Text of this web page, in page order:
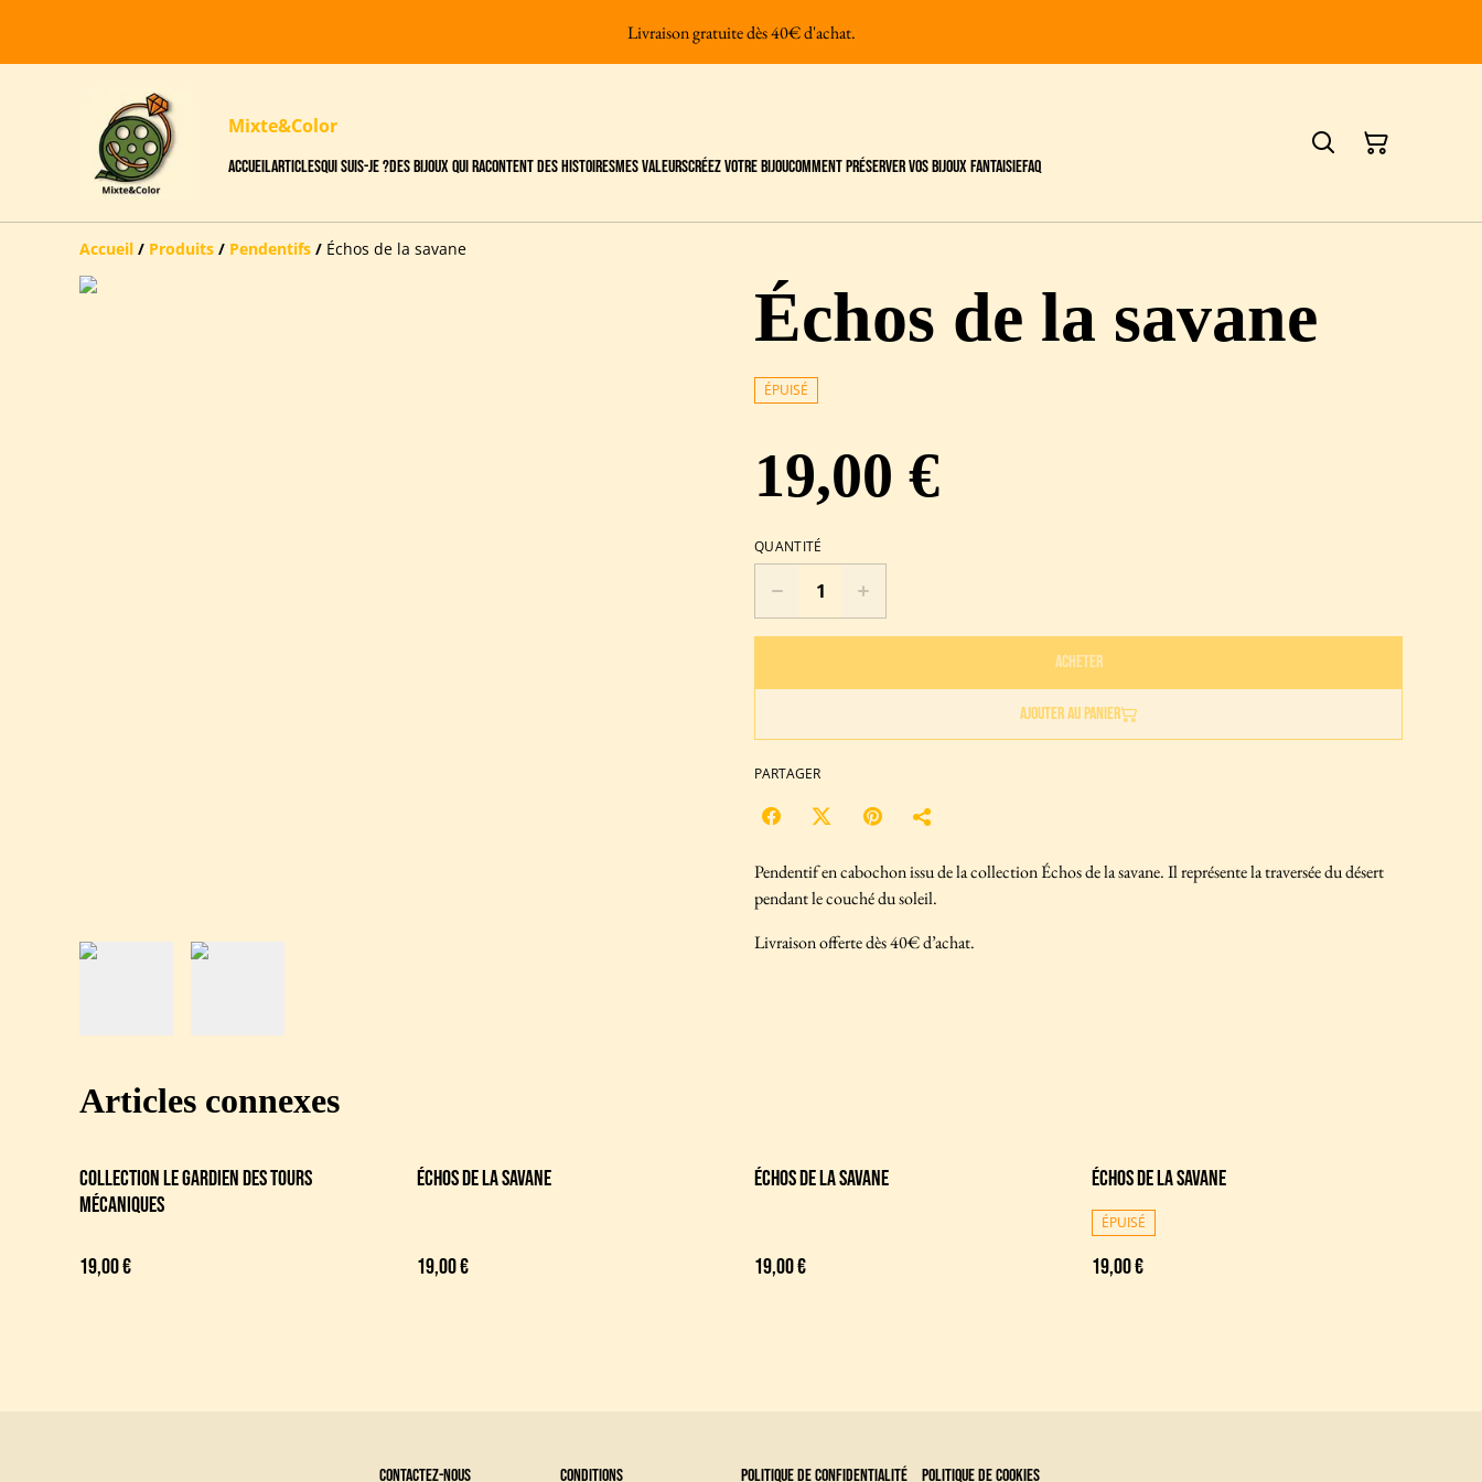
Livraison gratuite dès 40€ d'achat.
Mixte&Color
AccueilArticlesQui suis-je ?Des bijoux qui racontent des HistoiresMes valeursCréez votre bijouComment préserver vos bijoux fantaisieFAQ
Accueil / Produits / Pendentifs / Échos de la savane
Échos de la savane
ÉPUISÉ
19,00 €
QUANTITÉ
Acheter
Ajouter au panier
PARTAGER
Pendentif en cabochon issu de la collection Échos de la savane. Il représente la traversée du désert
pendant le couché du soleil.
Livraison offerte dès 40€ d’achat.
Articles connexes
COLLECTION LE GARDIEN DES TOURS
MÉCANIQUES
19,00 €
Échos de la savane
19,00 €
Échos de la savane
19,00 €
Échos de la savane
ÉPUISÉ
19,00 €
Contactez-nous Conditions Politique de confidentialité Politique de cookies